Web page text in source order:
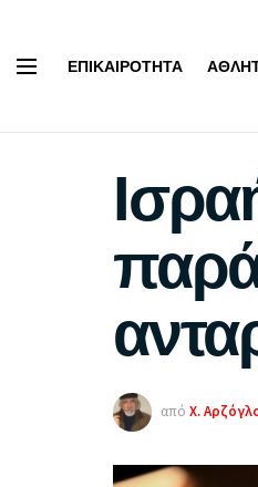
ΕΠΙΚΑΙΡΌΤΗΤΑ
από Χ.